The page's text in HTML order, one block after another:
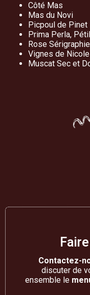
Côté Mas
Mas du Novi
Picpoul de Pinet
Prima Perla,
Rose Sérigraphie
Vignes de
Muscat Sec et
Contactez-
discuter de
ensemble le